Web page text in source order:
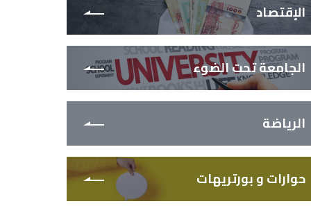
الإقتصاد
الجامعة تحت الضوء
الرياضة
حوارات و بورتريهات